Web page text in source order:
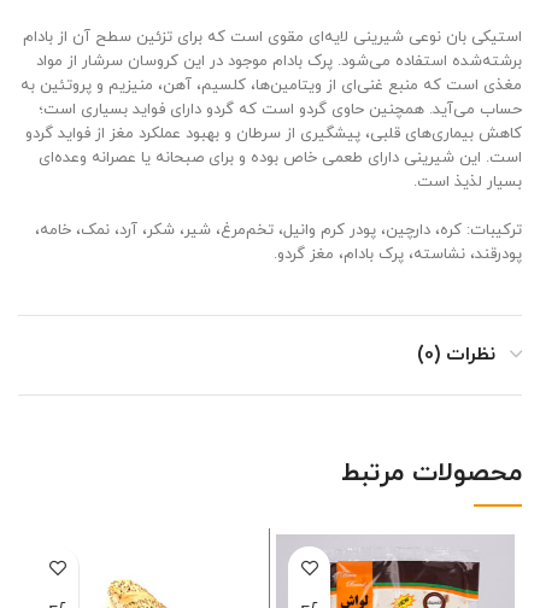
استیکی بان نوعی شیرینی لایه‌ای مقوی است که برای تزئین سطح آن از بادام
برشته‌شده استفاده می‌شود. پرک بادام موجود در این کروسان سرشار از مواد
مغذی است که منبع غنی‌ای از ویتامین‌ها، کلسیم، آهن، منیزیم و پروتئین به
حساب می‌آید. همچنین حاوی گردو است که گردو دارای فواید بسیاری است؛
کاهش بیماری‌های قلبی، پیشگیری از سرطان و بهبود عملکرد مغز از فواید گردو
است. این شیرینی دارای طعمی خاص بوده و برای صبحانه یا عصرانه وعده‌ای
بسیار لذیذ است.
ترکیبات: کره، دارچین، پودر کرم وانیل، تخم‌مرغ، شیر، شکر، آرد، نمک، خامه،
پودرقند، نشاسته، پرک بادام، مغز گردو.
نظرات (0)
محصولات مرتبط